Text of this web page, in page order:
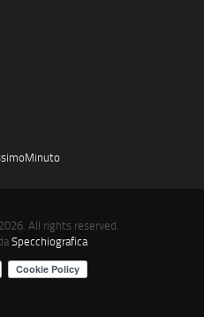
All rights reserved.
Specchiografica